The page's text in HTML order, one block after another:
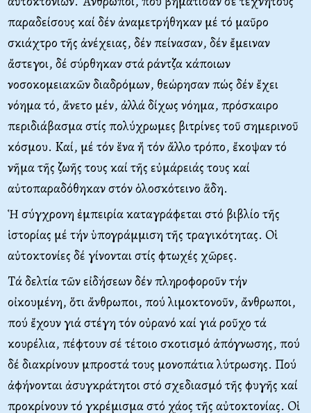
παραδείσους καί δέν ἀναμετρήθηκαν μέ τό μαῦρο
σκιάχτρο τῆς ἀνέχειας, δέν πείνασαν, δέν ἔμειναν
ἄστεγοι, δέ σύρθηκαν στά ράντζα κάποιων
νοσοκομειακῶν διαδρόμων, θεώρησαν πώς δέν ἔχει
νόημα τό, ἄνετο μέν, ἀλλά δίχως νόημα, πρόσκαιρο
περιδιάβασμα στίς πολύχρωμες βιτρίνες τοῦ σημερινοῦ
κόσμου. Kαί, μέ τόν ἕνα ἤ τόν ἄλλο τρόπο, ἔκοψαν τό
νῆμα τῆς ζωῆς τους καί τῆς εὐμάρειάς τους καί
αὐτοπαραδόθηκαν στόν ὁλοσκότεινο ἅδη.
Ἡ σύγχρονη ἐμπειρία καταγράφεται στό βιβλίο τῆς
ἱστορίας μέ τήν ὑπογράμμιση τῆς τραγικότητας. Oἱ
αὐτοκτονίες δέ γίνονται στίς φτωχές χῶρες.
Tά δελτία τῶν εἰδήσεων δέν πληροφοροῦν τήν
οἰκουμένη, ὅτι ἄνθρωποι, πού λιμοκτονοῦν, ἄνθρωποι,
πού ἔχουν γιά στέγη τόν οὐρανό καί γιά ροῦχο τά
κουρέλια, πέφτουν σέ τέτοιο σκοτισμό ἀπόγνωσης, πού
δέ διακρίνουν μπροστά τους μονοπάτια λύτρωσης. Πού
ἀφήνονται ἀσυγκράτητοι στό σχεδιασμό τῆς φυγῆς καί
προκρίνουν τό γκρέμισμα στό χάος τῆς αὐτοκτονίας. Oἱ